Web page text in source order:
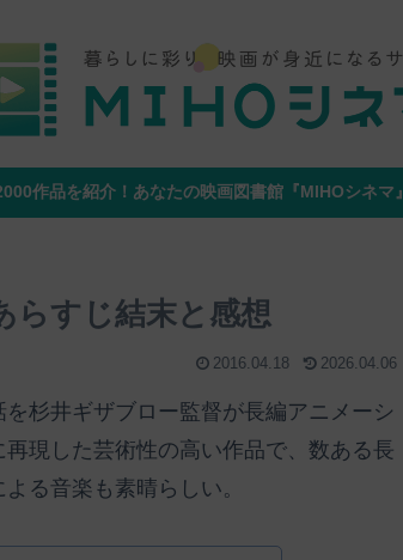
作品を紹介！あなたの映画図書館『MIHOシネマ』
らすじ結末と感想
2016.04.18 2026.04.06
杉井ギザブロー監督が長編アニメーシ
現した芸術性の高い作品で、数ある長
る音楽も素晴らしい。